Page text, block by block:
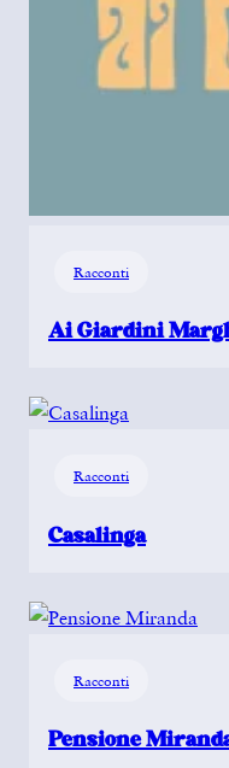
Racconti
Ai Giardini
Racconti
Casalinga
Racconti
Pensione